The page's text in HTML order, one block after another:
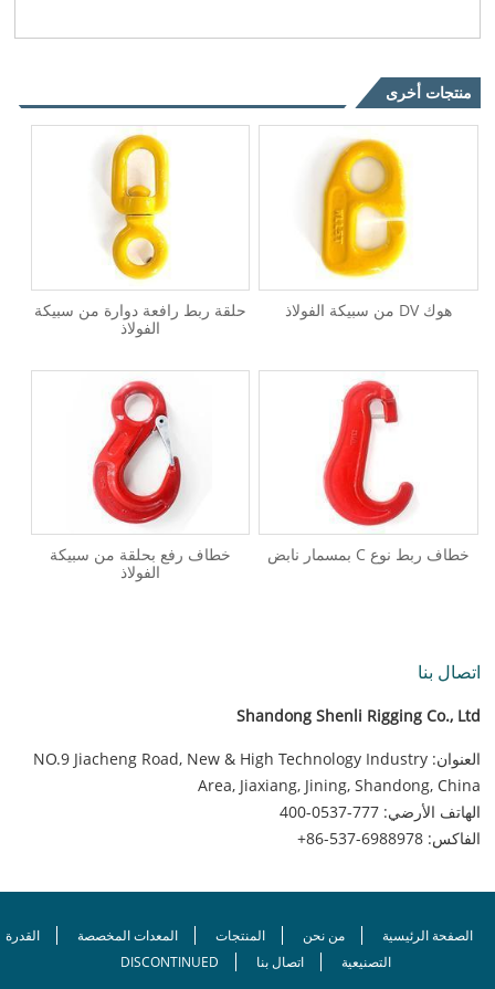
منتجات أخرى
هوك DV من سبيكة الفولاذ
حلقة ربط رافعة دوارة من سبيكة
الفولاذ
خطاف ربط نوع C بمسمار نابض
خطاف رفع بحلقة من سبيكة
الفولاذ
اتصال بنا
Shandong Shenli Rigging Co., Ltd
العنوان: NO.9 Jiacheng Road, New & High Technology Industry
Area, Jiaxiang, Jining, Shandong, China
الهاتف الأرضي:400-0537-777
الفاكس:+86-537-6988978
الصفحة الرئيسية من نحن المنتجات المعدات المخصصة
القدرة
التصنيعية
اتصال بنا DISCONTINUED